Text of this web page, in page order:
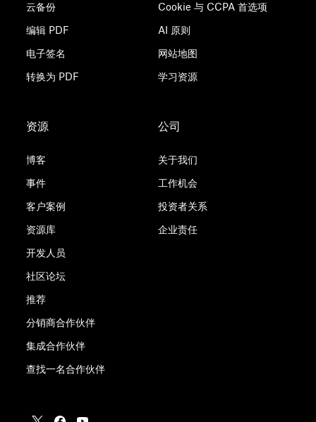
云备份
编辑 PDF
电子签名
转换为 PDF
Cookie 与 CCPA 首选项
AI 原则
网站地图
学习资源
资源
博客
事件
客户案例
资源库
开发人员
社区论坛
推荐
分销商合作伙伴
集成合作伙伴
查找一名合作伙伴
公司
关于我们
工作机会
投资者关系
企业责任